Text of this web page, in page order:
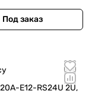
SAS),soft RAID,2x
M006D0)
Под заказ
E12-RS24U 2U,